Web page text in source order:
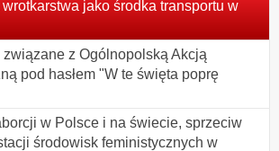
jako środka transportu w
z Ogólnopolską Akcją
pod hasłem "W te święta poprę
w Polsce i na świecie, sprzeciw
środowisk feministycznych w